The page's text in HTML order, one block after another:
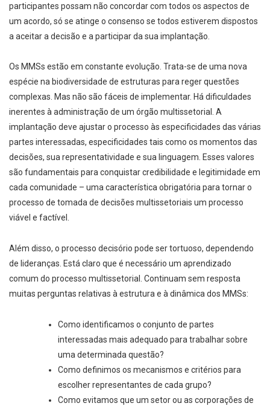
participantes possam não concordar com todos os aspectos de
um acordo, só se atinge o consenso se todos estiverem dispostos
a aceitar a decisão e a participar da sua implantação.
Os MMSs estão em constante evolução. Trata-se de uma nova
espécie na biodiversidade de estruturas para reger questões
complexas. Mas não são fáceis de implementar. Há dificuldades
inerentes à administração de um órgão multissetorial. A
implantação deve ajustar o processo às especificidades das várias
partes interessadas, especificidades tais como os momentos das
decisões, sua representatividade e sua linguagem. Esses valores
são fundamentais para conquistar credibilidade e legitimidade em
cada comunidade – uma característica obrigatória para tornar o
processo de tomada de decisões multissetoriais um processo
viável e factível.
Além disso, o processo decisório pode ser tortuoso, dependendo
de lideranças. Está claro que é necessário um aprendizado
comum do processo multissetorial. Continuam sem resposta
muitas perguntas relativas à estrutura e à dinâmica dos MMSs:
Como identificamos o conjunto de partes
interessadas mais adequado para trabalhar sobre
uma determinada questão?
Como definimos os mecanismos e critérios para
escolher representantes de cada grupo?
Como evitamos que um setor ou as corporações de